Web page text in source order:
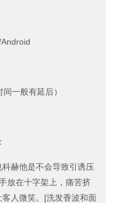
一般有延后）
赫他是不会导致引诱压
放在十字架上，痛苦挤
人微笑。[洗发香波和面